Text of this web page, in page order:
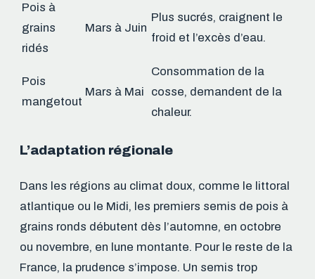
Pois à
grains
ridés
Mars à Juin
Plus sucrés, craignent le
froid et l’excès d’eau.
Pois
mangetout
Mars à Mai
Consommation de la
cosse, demandent de la
chaleur.
L’adaptation régionale
Dans les régions au climat doux, comme le littoral
atlantique ou le Midi, les premiers semis de pois à
grains ronds débutent dès l’automne, en octobre
ou novembre, en lune montante. Pour le reste de la
France, la prudence s’impose. Un semis trop